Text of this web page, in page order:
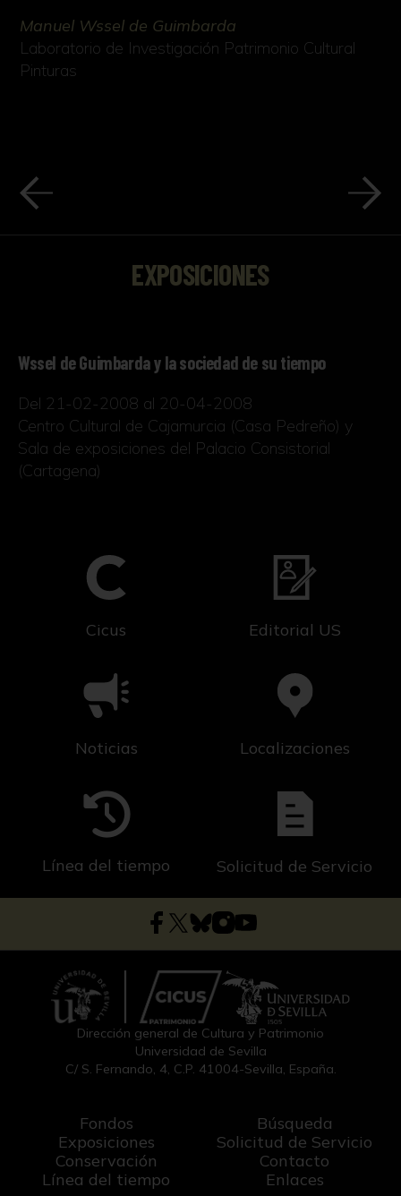
Manuel Wssel de Guimbarda
Laboratorio de Investigación Patrimonio Cultural
Pinturas
EXPOSICIONES
Wssel de Guimbarda y la sociedad de su tiempo
Del 21-02-2008 al 20-04-2008
Centro Cultural de Cajamurcia (Casa Pedreño) y
Sala de exposiciones del Palacio Consistorial
(Cartagena)
Cicus Editorial US
Noticias Localizaciones
Línea del tiempo Solicitud de Servicio
Dirección general de Cultura y Patrimonio
Universidad de Sevilla
C/ S. Fernando, 4, C.P. 41004-Sevilla, España.
Fondos
Exposiciones
Conservación
Línea del tiempo
Búsqueda
Solicitud de Servicio
Contacto
Enlaces